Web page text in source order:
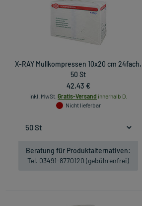
X-RAY Mullkompressen 10x20 cm 24fach,
50 St
42,43 €
inkl. MwSt. Gratis-Versand innerhalb D.
Nicht lieferbar
Beratung für Produktalternativen:
Tel. 03491-8770120 (gebührenfrei)